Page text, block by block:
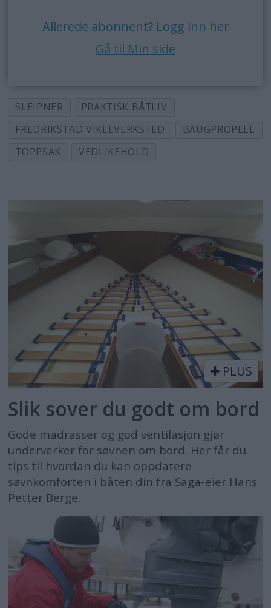
Allerede abonnent? Logg inn her
Gå til Min side
SLEIPNER
PRAKTISK BÅTLIV
FREDRIKSTAD VIKLEVERKSTED
BAUGPROPELL
TOPPSAK
VEDLIKEHOLD
PLUS
Slik sover du godt om bord
Gode madrasser og god ventilasjon gjør
underverker for søvnen om bord. Her får du
tips til hvordan du kan oppdatere
søvnkomforten i båten din fra Saga-eier Hans
Petter Berge.